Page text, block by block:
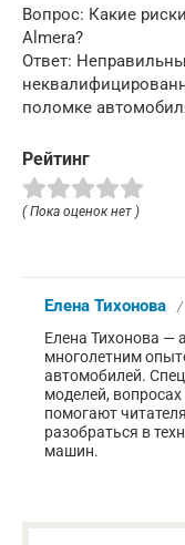
Вопрос: Какие
Almera?
Ответ:
поломке
Рейтинг
( Пока оценок нет )
Елена Тихонова /
Елена Тихонова —
многолетним
автомобилей.
моделей,
помогают
разобраться в
машин.